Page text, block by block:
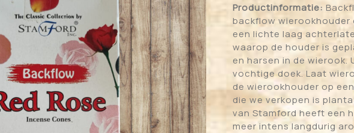
Productinformatie:
backflow wierookhouder
een lichte laag
waarop de houder is
en harsen in de wierook.
vochtige doek. Laat
de wierookhouder op
die we verkopen is
van Stamford heeft een
meer intens langdurig